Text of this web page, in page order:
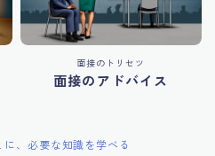
面接のトリセツ
面接のアドバイス
、必要な知識を学べる